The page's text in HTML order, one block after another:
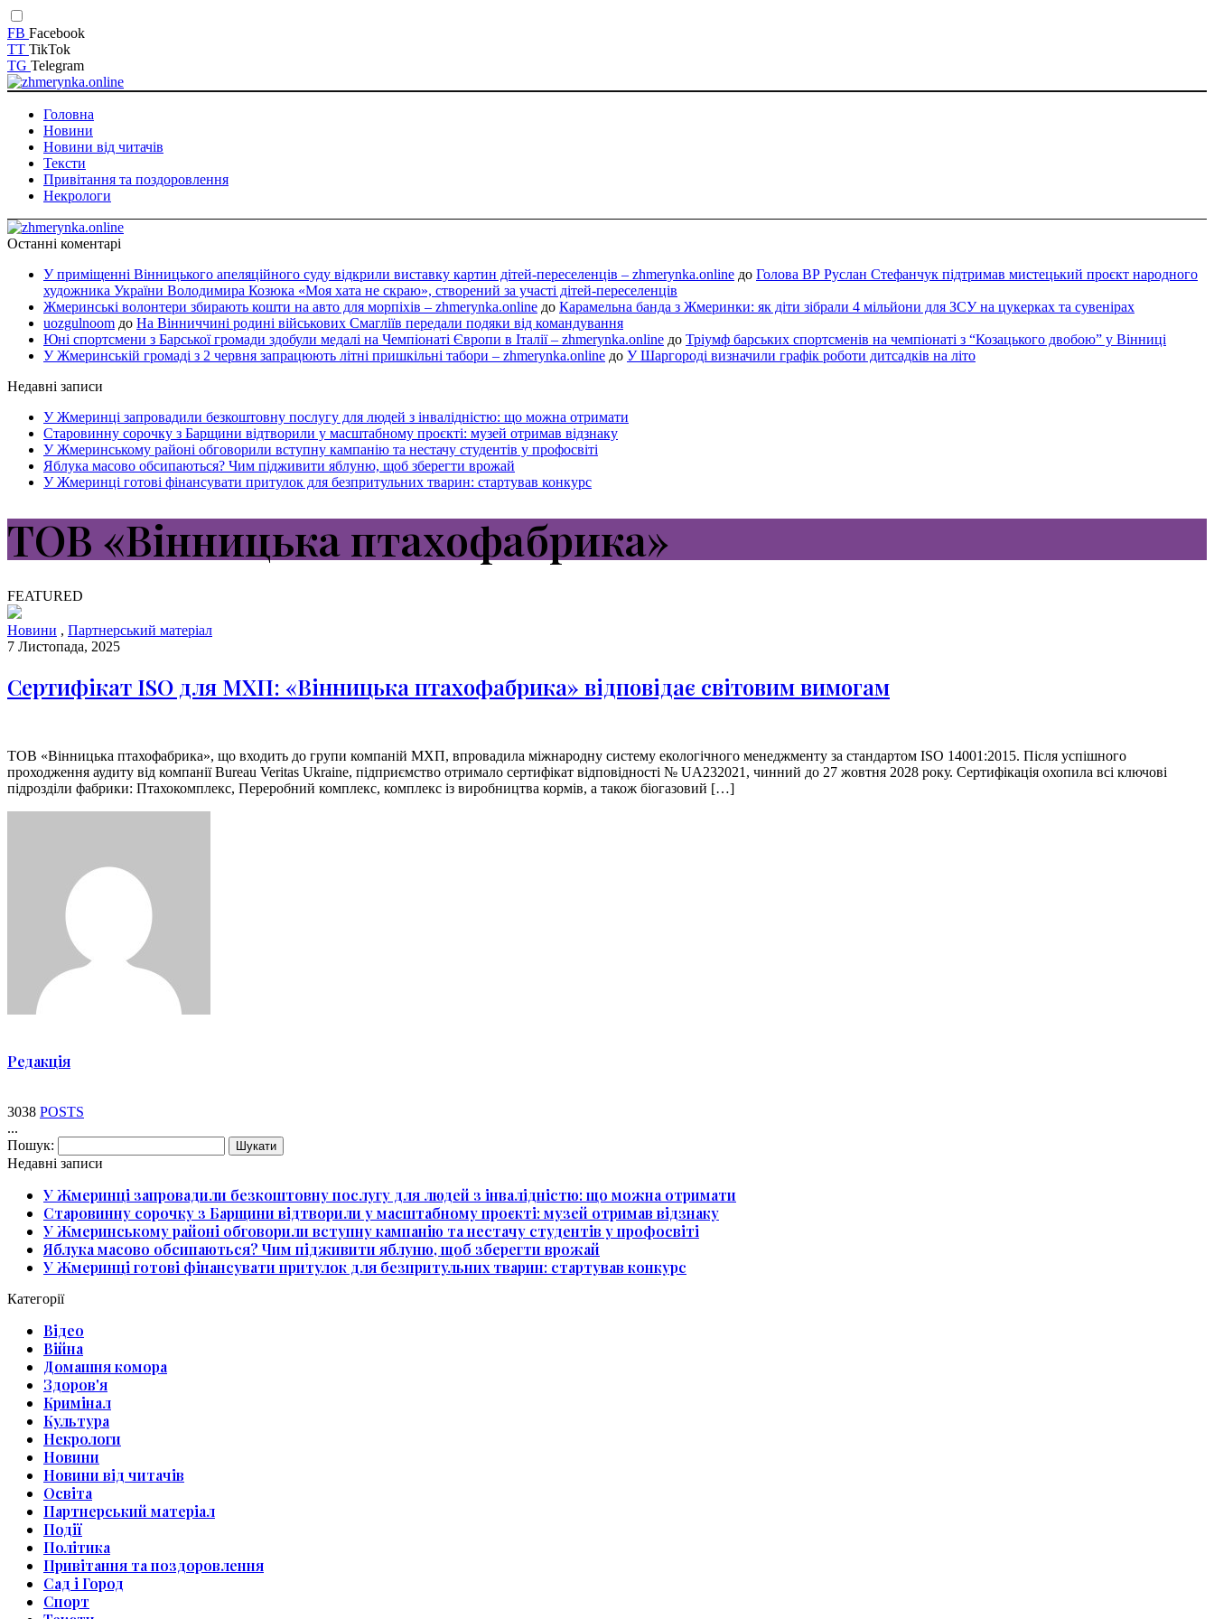
FB Facebook
TT TikTok
TG Telegram
Головна
Новини
Новини від читачів
Тексти
Привітання та поздоровлення
Некрологи
Останні коментарі
У приміщенні Вінницького апеляційного суду відкрили виставку картин дітей-переселенців – zhmerynka.online до Голова ВР Руслан Стефанчук підтримав мистецький проєкт народного
художника України Володимира Козюка «Моя хата не скраю», створений за участі дітей-переселенців
Жмеринські волонтери збирають кошти на авто для морпіхів – zhmerynka.online до Карамельна банда з Жмеринки: як діти зібрали 4 мільйони для ЗСУ на цукерках та сувенірах
uozgulnoom до На Вінниччині родині військових Смагліїв передали подяки від командування
Юні спортсмени з Барської громади здобули медалі на Чемпіонаті Європи в Італії – zhmerynka.online до Тріумф барських спортсменів на чемпіонаті з “Козацького двобою” у Вінниці
У Жмеринській громаді з 2 червня запрацюють літні пришкільні табори – zhmerynka.online до У Шаргороді визначили графік роботи дитсадків на літо
Недавні записи
У Жмеринці запровадили безкоштовну послугу для людей з інвалідністю: що можна отримати
Старовинну сорочку з Барщини відтворили у масштабному проєкті: музей отримав відзнаку
У Жмеринському районі обговорили вступну кампанію та нестачу студентів у профосвіті
Яблука масово обсипаються? Чим підживити яблуню, щоб зберегти врожай
У Жмеринці готові фінансувати притулок для безпритульних тварин: стартував конкурс
ТОВ «Вінницька птахофабрика»
FEATURED
Новини , Партнерський матеріал
7 Листопада, 2025
Сертифікат ISO для МХП: «Вінницька птахофабрика» відповідає світовим вимогам
ТОВ «Вінницька птахофабрика», що входить до групи компаній МХП, впровадила міжнародну систему екологічного менеджменту за стандартом ISO 14001:2015. Після успішного
проходження аудиту від компанії Bureau Veritas Ukraine, підприємство отримало сертифікат відповідності № UA232021, чинний до 27 жовтня 2028 року. Сертифікація охопила всі ключові
підрозділи фабрики: Птахокомплекс, Переробний комплекс, комплекс із виробництва кормів, а також біогазовий […]
Редакція
3038 POSTS
...
Пошук:
Недавні записи
У Жмеринці запровадили безкоштовну послугу для людей з інвалідністю: що можна отримати
Старовинну сорочку з Барщини відтворили у масштабному проєкті: музей отримав відзнаку
У Жмеринському районі обговорили вступну кампанію та нестачу студентів у профосвіті
Яблука масово обсипаються? Чим підживити яблуню, щоб зберегти врожай
У Жмеринці готові фінансувати притулок для безпритульних тварин: стартував конкурс
Категорії
Відео
Війна
Домашня комора
Здоров'я
Кримінал
Культура
Некрологи
Новини
Новини від читачів
Освіта
Партнерський матеріал
Події
Політика
Привітання та поздоровлення
Сад і Город
Спорт